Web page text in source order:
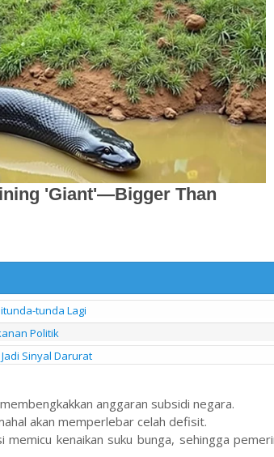
tunda Lagi
Politik
Sinyal Darurat
anggaran subsidi negara.
akan memperlebar celah defisit.
kenaikan suku bunga, sehingga